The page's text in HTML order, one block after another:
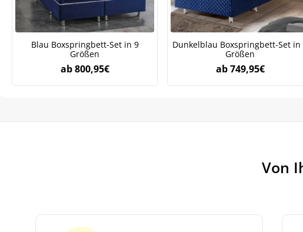
Blau Boxspringbett-Set in 9
Größen
ab800,95€
Dunkelblau Boxspringbett-Set in
Größen
ab749,95€
Von
Weitere